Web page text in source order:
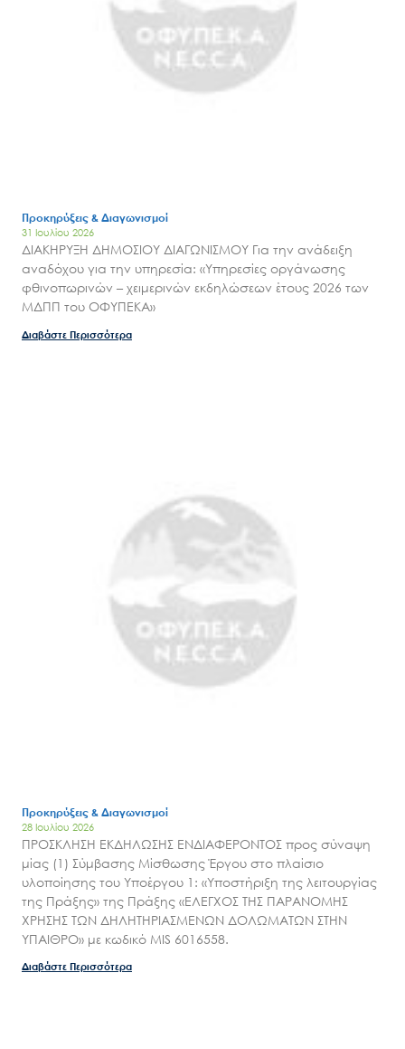
Νέα – Δημοσιότητα
Άξονες δράσης
Μ.Δ.Π.Π.
Έργα
Προκηρύξεις & Διαγωνισμοί
31 Ιουλίου 2026
ΔΙΑΚΗΡΥΞΗ ΔΗΜΟΣΙΟΥ ΔΙΑΓΩΝΙΣΜΟΥ Για την ανάδειξη
αναδόχου για την υπηρεσία: «Υπηρεσίες οργάνωσης
φθινοπωρινών – χειμερινών εκδηλώσεων έτους 2026 των
ΜΔΠΠ του ΟΦΥΠΕΚΑ»
Διαβάστε Περισσότερα
Προκηρύξεις & Διαγωνισμοί
28 Ιουλίου 2026
ΠΡΟΣΚΛΗΣΗ ΕΚΔΗΛΩΣΗΣ ΕΝΔΙΑΦΕΡΟΝΤΟΣ προς σύναψη
μίας (1) Σύμβασης Μίσθωσης Έργου στο πλαίσιο
υλοποίησης του Υποέργου 1: «Υποστήριξη της λειτουργίας
της Πράξης» της Πράξης «ΕΛΕΓΧΟΣ ΤΗΣ ΠΑΡΑΝΟΜΗΣ
ΧΡΗΣΗΣ ΤΩΝ ΔΗΛΗΤΗΡΙΑΣΜΕΝΩΝ ΔΟΛΩΜΑΤΩΝ ΣΤΗΝ
ΥΠΑΙΘΡΟ» με κωδικό MIS 6016558.
Διαβάστε Περισσότερα